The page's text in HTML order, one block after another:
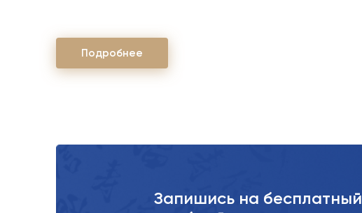
Подробнее
Запишись на бесплатный